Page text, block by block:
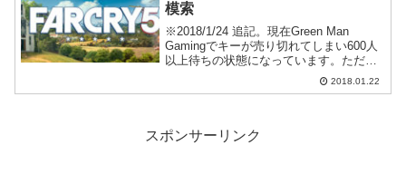
模索
※2018/1/24 追記。現在Green Man
Gamingでキーが売り切れてしまい600人
以上待ちの状態になっています。ただ割
引セール期間自体は延長になっているの
で、希望者リストに登録して順番待ちし
2018.01.22
スポンサーリンク